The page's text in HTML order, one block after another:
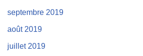
septembre 2019
août 2019
juillet 2019